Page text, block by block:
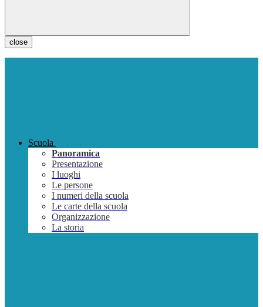
close
Scuola
Panoramica
Presentazione
I luoghi
Le persone
I numeri della scuola
Le carte della scuola
Organizzazione
La storia